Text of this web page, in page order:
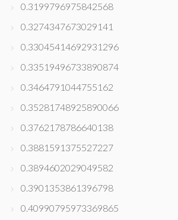
0.3199796975842568
0.3274347673029141
0.33045414692931296
0.33519496733890874
0.3464791044755162
0.35281748925890066
0.3762178786640138
0.3881591375527227
0.3894602029049582
0.3901353861396798
0.40990795973369865